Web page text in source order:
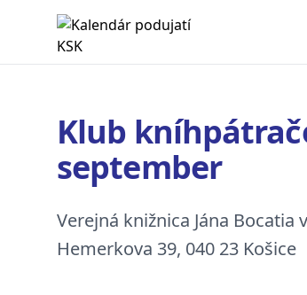
Kalendár podujatí KSK
Klub
september
Verejná knižnica Jána Bocatia
Hemerkova 39, 040 23 Košice